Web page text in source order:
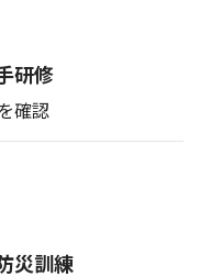
研修
確認
災訓練